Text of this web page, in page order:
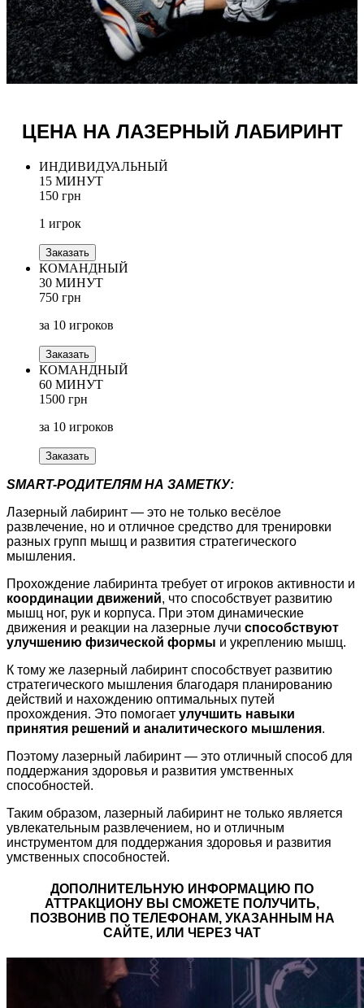
ЦЕНА НА ЛАЗЕРНЫЙ ЛАБИРИНТ
ИНДИВИДУАЛЬНЫЙ
15 МИНУТ
150 грн
1 игрок
Заказать
КОМАНДНЫЙ
30 МИНУТ
750 грн
за 10 игроков
Заказать
КОМАНДНЫЙ
60 МИНУТ
1500 грн
за 10 игроков
Заказать
SMART-РОДИТЕЛЯМ НА ЗАМЕТКУ:
Лазерный лабиринт — это не только весёлое
развлечение, но и отличное средство для тренировки
разных групп мышц и развития стратегического
мышления.
Прохождение лабиринта требует от игроков активности и
координации движений, что способствует развитию
мышц ног, рук и корпуса. При этом динамические
движения и реакции на лазерные лучи способствуют
улучшению физической формы и укреплению мышц.
К тому же лазерный лабиринт способствует развитию
стратегического мышления благодаря планированию
действий и нахождению оптимальных путей
прохождения. Это помогает улучшить навыки
принятия решений и аналитического мышления.
Поэтому лазерный лабиринт — это отличный способ для
поддержания здоровья и развития умственных
способностей.
Таким образом, лазерный лабиринт не только является
увлекательным развлечением, но и отличным
инструментом для поддержания здоровья и развития
умственных способностей.
ДОПОЛНИТЕЛЬНУЮ ИНФОРМАЦИЮ ПО
АТТРАКЦИОНУ ВЫ СМОЖЕТЕ ПОЛУЧИТЬ,
ПОЗВОНИВ ПО ТЕЛЕФОНАМ, УКАЗАННЫМ НА
САЙТЕ, ИЛИ ЧЕРЕЗ ЧАТ